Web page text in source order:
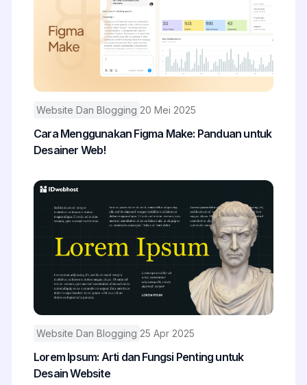
Website Dan Blogging 20 Mei 2025
Cara Menggunakan Figma Make: Panduan untuk
Desainer Web!
Website Dan Blogging 25 Apr 2025
Lorem Ipsum: Arti dan Fungsi Penting untuk
Desain Website